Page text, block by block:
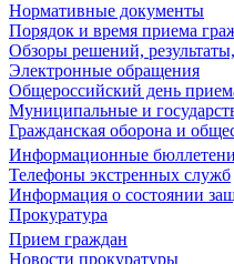
Нормативные документы
Порядок и время приема
Обзоры решений,
Электронные обращения
Общероссийский день
Муниципальные и
Гражданская оборона и
Информационные бюллетени
Телефоны экстренных служб
Информация о состоянии
Прокуратура
Прием граждан
Новости прокуратуры